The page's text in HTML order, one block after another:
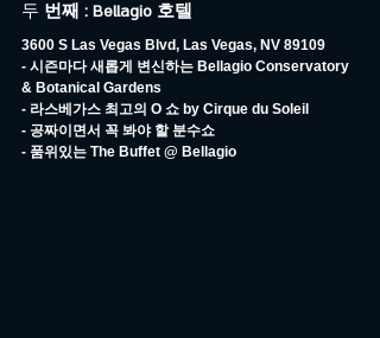
두 번째 : Bellagio 호텔
3600 S Las Vegas Blvd, Las Vegas, NV 89109
- 시즌마다 새롭게 변신하는 Bellagio Conservatory
& Botanical Gardens
- 라스베가스 최고의 O 쇼 by Cirque du Soleil
- 공짜이면서 꼭 봐야 할 분수쇼
- 품위있는 The Buffet @ Bellagio